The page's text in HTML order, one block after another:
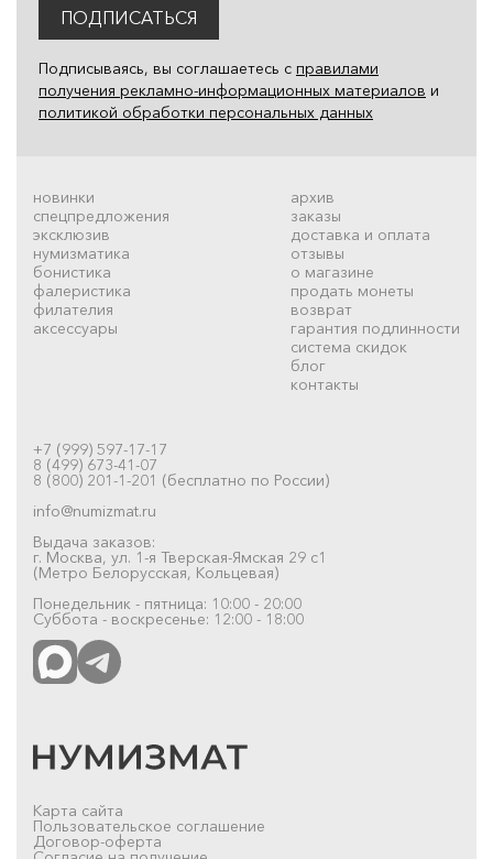
ПОДПИСАТЬСЯ
Подписываясь, вы соглашаетесь с правилами
получения рекламно-информационных материалов и
политикой обработки персональных данных
новинки
спецпредложения
эксклюзив
нумизматика
бонистика
фалеристика
филателия
аксессуары
архив
заказы
доставка и оплата
отзывы
о магазине
продать монеты
возврат
гарантия подлинности
система скидок
блог
контакты
+7 (999) 597-17-17
8 (499) 673-41-07
8 (800) 201-1-201 (бесплатно по России)
info@numizmat.ru
Выдача заказов:
г. Москва, ул. 1-я Тверская-Ямская 29 с1
(Метро Белорусская, Кольцевая)
Понедельник - пятница: 10:00 - 20:00
Суббота - воскресенье: 12:00 - 18:00
Карта сайта
Пользовательское соглашение
Договор-оферта